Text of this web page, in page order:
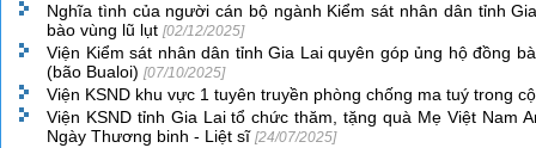
Nghĩa tình của người cán bộ ngành Kiểm sát nhân dân tỉnh
bào vùng lũ lụt [02/12/2025]
Viện Kiểm sát nhân dân tỉnh Gia Lai quyên góp ủng hộ đồng
(bão Bualoi) [07/10/2025]
Viện KSND khu vực 1 tuyên truyền phòng chống ma tuý trong
Viện KSND tỉnh Gia Lai tổ chức thăm, tặng quà Mẹ Việt Nam
Ngày Thương binh - Liệt sĩ [24/07/2025]